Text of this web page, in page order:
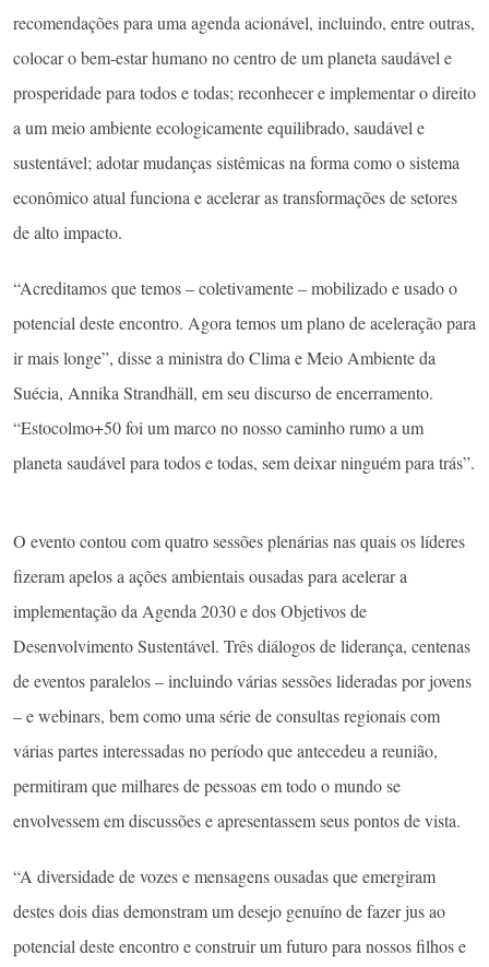
recomendações para uma agenda acionável, incluindo, entre outras,
colocar o bem-estar humano no centro de um planeta saudável e
prosperidade para todos e todas; reconhecer e implementar o direito
a um meio ambiente ecologicamente equilibrado, saudável e
sustentável; adotar mudanças sistêmicas na forma como o sistema
econômico atual funciona e acelerar as transformações de setores
de alto impacto.
“Acreditamos que temos – coletivamente – mobilizado e usado o
potencial deste encontro. Agora temos um plano de aceleração para
ir mais longe”, disse a ministra do Clima e Meio Ambiente da
Suécia, Annika Strandhäll, em seu discurso de encerramento.
“Estocolmo+50 foi um marco no nosso caminho rumo a um
planeta saudável para todos e todas, sem deixar ninguém para trás”.
O evento contou com quatro sessões plenárias nas quais os líderes
fizeram apelos a ações ambientais ousadas para acelerar a
implementação da Agenda 2030 e dos Objetivos de
Desenvolvimento Sustentável. Três diálogos de liderança, centenas
de eventos paralelos – incluindo várias sessões lideradas por jovens
– e webinars, bem como uma série de consultas regionais com
várias partes interessadas no período que antecedeu a reunião,
permitiram que milhares de pessoas em todo o mundo se
envolvessem em discussões e apresentassem seus pontos de vista.
“A diversidade de vozes e mensagens ousadas que emergiram
destes dois dias demonstram um desejo genuíno de fazer jus ao
potencial deste encontro e construir um futuro para nossos filhos e